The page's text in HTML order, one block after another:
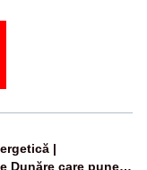
|
Dunăre care pune